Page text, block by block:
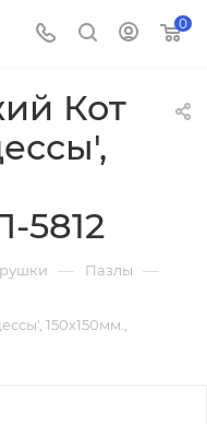
0
Кот
5812
— Пазлы —
150х150мм.,